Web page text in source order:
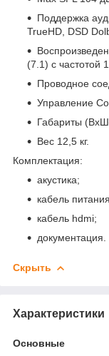
Поддержка
TrueHD, DSD
(7.1) с частотой
Проводное
Управление
Габариты
Вес 12,5 кг.
Комплектация:
акустика;
кабель
кабель hdmi;
документация.
Скрыть
Характеристики
Основные